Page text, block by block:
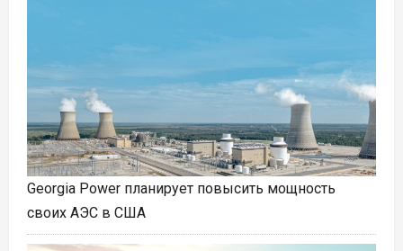
Georgia Power планирует повысить мощность
своих АЭС в США